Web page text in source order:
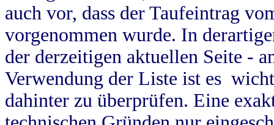
auch vor, dass der Taufeintrag
vorgenommen wurde. In
der derzeitigen aktuellen Seite -
Verwendung der Liste ist es
dahinter zu überprüfen. Eine